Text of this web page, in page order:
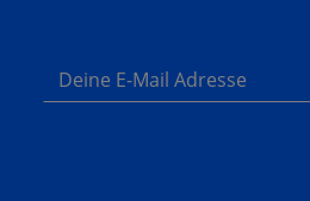
Deine E-Mail Adresse